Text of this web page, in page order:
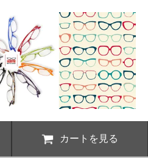
カートを見る